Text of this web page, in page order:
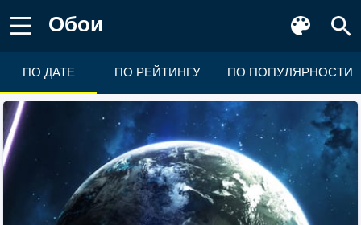
Обои
ПО ДАТЕ ПО РЕЙТИНГУ ПО ПОПУЛЯРНОСТИ